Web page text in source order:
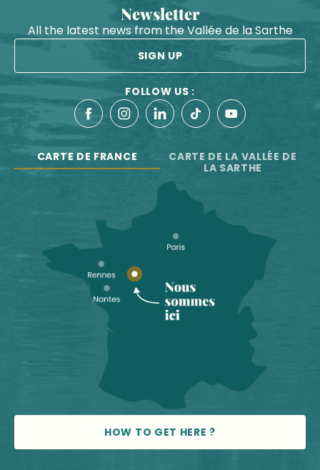
Newsletter
All the latest news from the Vallée de la Sarthe
SIGN UP
FOLLOW US :
CARTE DE FRANCE
CARTE DE LA VALLÉE DE
LA SARTHE
HOW TO GET HERE ?